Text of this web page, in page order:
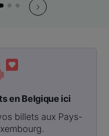
en Belgique ici
billets aux Pays-